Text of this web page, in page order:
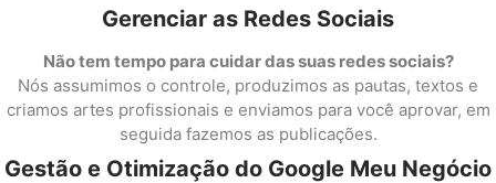
Gerenciar as Redes Sociais
Não tem tempo para cuidar das suas redes sociais?
Nós assumimos o controle, produzimos as pautas, textos e
criamos artes profissionais e enviamos para você aprovar, em
seguida fazemos as publicações.
Gestão e Otimização do Google Meu Negócio